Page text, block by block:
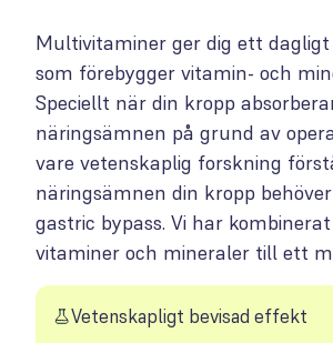
Multivitaminer ger dig ett
som förebygger vitamin- och
Speciellt när din kropp
näringsämnen på grund av
vare vetenskaplig forskning
näringsämnen din kropp
gastric bypass. Vi har
vitaminer och mineraler till ett
Vetenskapligt bevisad effekt